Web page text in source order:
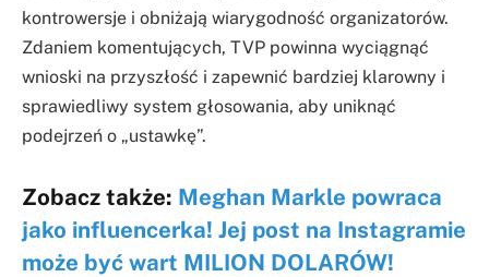
kontrowersje i obniżają wiarygodność organizatorów.
Zdaniem komentujących, TVP powinna wyciągnąć
wnioski na przyszłość i zapewnić bardziej klarowny i
sprawiedliwy system głosowania, aby uniknąć
podejrzeń o „ustawkę”.
Zobacz także: Meghan Markle powraca
jako influencerka! Jej post na Instagramie
może być wart MILION DOLARÓW!